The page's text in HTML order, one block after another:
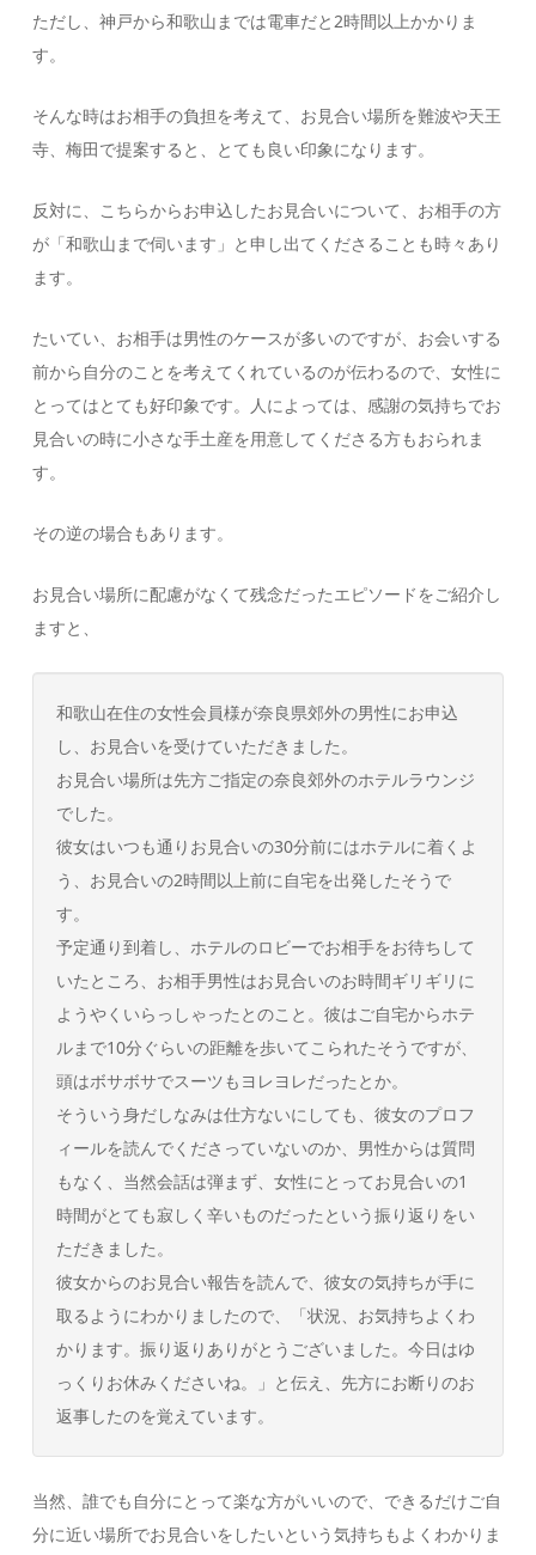
ただし、神戸から和歌山までは電車だと2時間以上かかりま
す。
そんな時はお相手の負担を考えて、お見合い場所を難波や天王
寺、梅田で提案すると、とても良い印象になります。
反対に、こちらからお申込したお見合いについて、お相手の方
が「和歌山まで伺います」と申し出てくださることも時々あり
ます。
たいてい、お相手は男性のケースが多いのですが、お会いする
前から自分のことを考えてくれているのが伝わるので、女性に
とってはとても好印象です。人によっては、感謝の気持ちでお
見合いの時に小さな手土産を用意してくださる方もおられま
す。
その逆の場合もあります。
お見合い場所に配慮がなくて残念だったエピソードをご紹介し
ますと、
和歌山在住の女性会員様が奈良県郊外の男性にお申込
し、お見合いを受けていただきました。
お見合い場所は先方ご指定の奈良郊外のホテルラウンジ
でした。
彼女はいつも通りお見合いの30分前にはホテルに着くよ
う、お見合いの2時間以上前に自宅を出発したそうで
す。
予定通り到着し、ホテルのロビーでお相手をお待ちして
いたところ、お相手男性はお見合いのお時間ギリギリに
ようやくいらっしゃったとのこと。彼はご自宅からホテ
ルまで10分ぐらいの距離を歩いてこられたそうですが、
頭はボサボサでスーツもヨレヨレだったとか。
そういう身だしなみは仕方ないにしても、彼女のプロフ
ィールを読んでくださっていないのか、男性からは質問
もなく、当然会話は弾まず、女性にとってお見合いの1
時間がとても寂しく辛いものだったという振り返りをい
ただきました。
彼女からのお見合い報告を読んで、彼女の気持ちが手に
取るようにわかりましたので、「状況、お気持ちよくわ
かります。振り返りありがとうございました。今日はゆ
っくりお休みくださいね。」と伝え、先方にお断りのお
返事したのを覚えています。
当然、誰でも自分にとって楽な方がいいので、できるだけご自
分に近い場所でお見合いをしたいという気持ちもよくわかりま